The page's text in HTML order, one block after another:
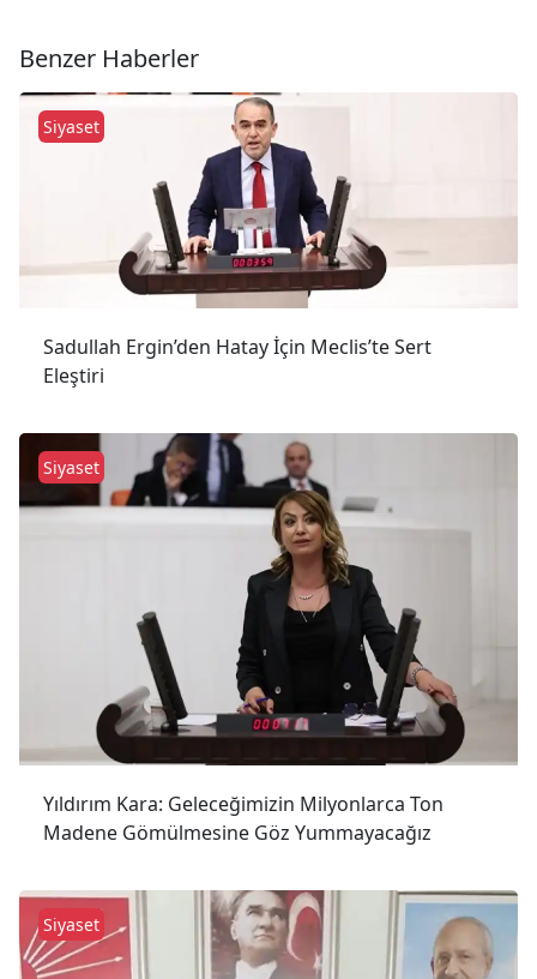
Benzer Haberler
Sadullah Ergin’den Hatay İçin Meclis’te Sert
Eleştiri
Siyaset
Yıldırım Kara: Geleceğimizin Milyonlarca Ton
Madene Gömülmesine Göz Yummayacağız
Siyaset
Siyaset